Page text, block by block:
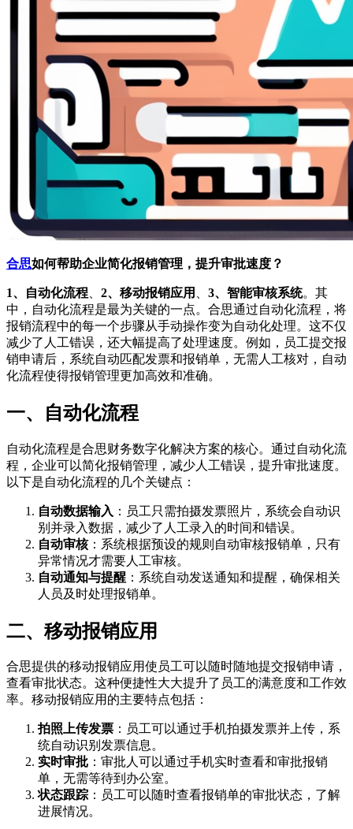
合思如何帮助企业简化报销管理，提升审批速度？
1、自动化流程 2、移动报销应用 3、智能审核系统。其
中，自动化流程是最为关键的一点。合思通过自动化流程，将
报销流程中的每一个步骤从手动操作变为自动化处理。这不仅
减少了人工错误，还大幅提高了处理速度。例如，员工提交报
销申请后，系统自动匹配发票和报销单，无需人工核对，自动
化流程使得报销管理更加高效和准确。
一、自动化流程
自动化流程是合思财务数字化解决方案的核心。通过自动化流
程，企业可以简化报销管理，减少人工错误，提升审批速度。
以下是自动化流程的几个关键点：
自动数据输入 ：员工只需拍摄发票照片，系统会自动识
别并录入数据，减少了人工录入的时间和错误。
自动审核：系统根据预设的规则自动审核报销单，只有
异常情况才需要人工审核。
自动通知与提醒 ：系统自动发送通知和提醒，确保相关
人员及时处理报销单。
二、移动报销应用
合思提供的移动报销应用使员工可以随时随地提交报销申请，
查看审批状态。这种便捷性大大提升了员工的满意度和工作效
率。移动报销应用的主要特点包括：
拍照上传发票 ：员工可以通过手机拍摄发票并上传，系
统自动识别发票信息。
实时审批 ：审批人可以通过手机实时查看和审批报销
单，无需等待到办公室。
状态跟踪 ：员工可以随时查看报销单的审批状态，了解
进展情况。